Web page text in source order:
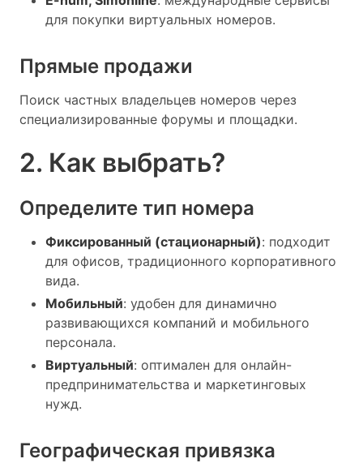
для покупки виртуальных номеров.
Прямые продажи
Поиск частных владельцев номеров через
специализированные форумы и площадки.
2. Как выбрать?
Определите тип номера
Фиксированный (стационарный): подходит
для офисов, традиционного корпоративного
вида.
Мобильный: удобен для динамично
развивающихся компаний и мобильного
персонала.
Виртуальный: оптимален для онлайн-
предпринимательства и маркетинговых
нужд.
Географическая привязка